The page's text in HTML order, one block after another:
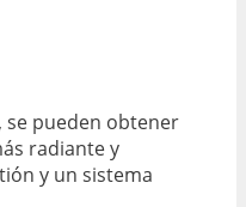
se pueden obtener
radiante y
y un sistema